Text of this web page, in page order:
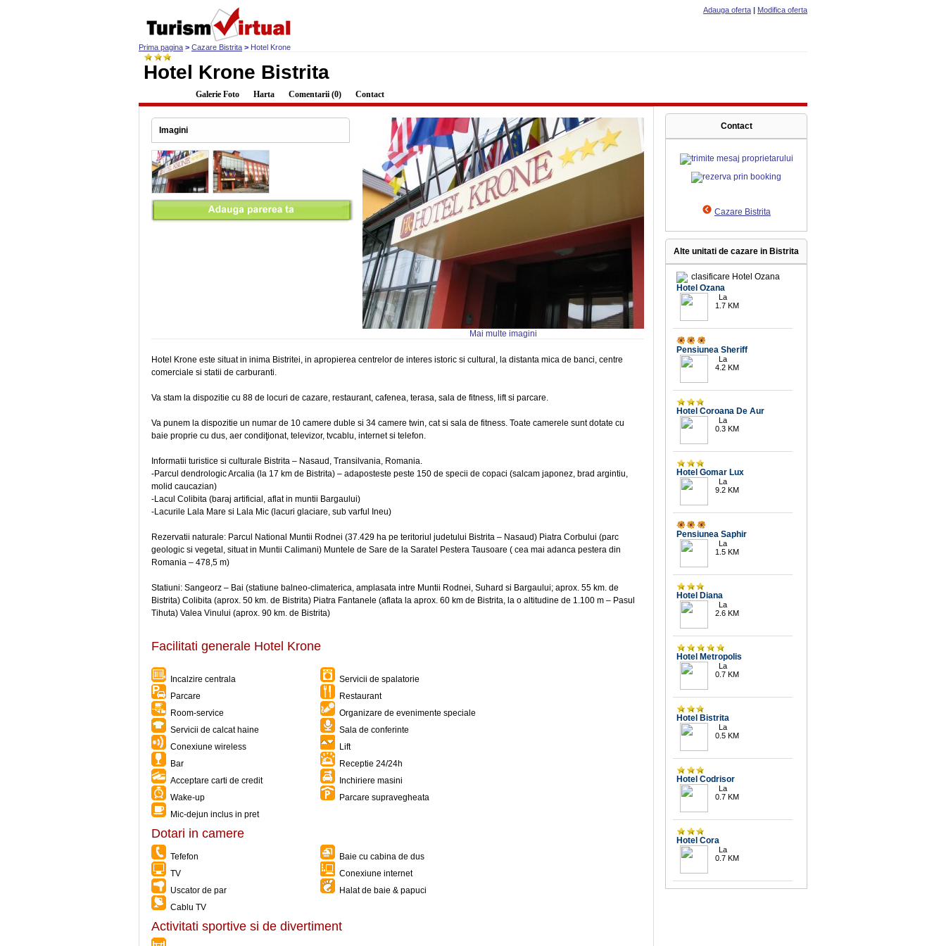
Prima pagina > Cazare Bistrita > Hotel Krone
Adauga oferta | Modifica oferta
Hotel Krone Bistrita
Galerie Foto Harta Comentarii (0) Contact
Imagini
Mai multe imagini
Hotel Krone este situat in inima Bistritei, in apropierea centrelor de interes istoric si cultural, la distanta mica de banci, centre
comerciale si statii de carburanti.
Va stam la dispozitie cu 88 de locuri de cazare, restaurant, cafenea, terasa, sala de fitness, lift si parcare.
Va punem la dispozitie un numar de 10 camere duble si 34 camere twin, cat si sala de fitness. Toate camerele sunt dotate cu
baie proprie cu dus, aer condiţionat, televizor, tvcablu, internet si telefon.
Informatii turistice si culturale Bistrita – Nasaud, Transilvania, Romania.
-Parcul dendrologic Arcalia (la 17 km de Bistrita) – adaposteste peste 150 de specii de copaci (salcam japonez, brad argintiu,
molid caucazian)
-Lacul Colibita (baraj artificial, aflat in muntii Bargaului)
-Lacurile Lala Mare si Lala Mic (lacuri glaciare, sub varful Ineu)
Rezervatii naturale: Parcul National Muntii Rodnei (37.429 ha pe teritoriul judetului Bistrita – Nasaud) Piatra Corbului (parc
geologic si vegetal, situat in Muntii Calimani) Muntele de Sare de la Saratel Pestera Tausoare ( cea mai adanca pestera din
Romania – 478,5 m)
Statiuni: Sangeorz – Bai (statiune balneo-climaterica, amplasata intre Muntii Rodnei, Suhard si Bargaului; aprox. 55 km. de
Bistrita) Colibita (aprox. 50 km. de Bistrita) Piatra Fantanele (aflata la aprox. 60 km de Bistrita, la o altitudine de 1.100 m – Pasul
Tihuta) Valea Vinului (aprox. 90 km. de Bistrita)
Facilitati generale Hotel Krone
Incalzire centrala
Servicii de spalatorie
Parcare
Restaurant
Room-service
Organizare de evenimente speciale
Servicii de calcat haine
Sala de conferinte
Conexiune wireless
Lift
Bar
Receptie 24/24h
Acceptare carti de credit
Inchiriere masini
Wake-up
Parcare supravegheata
Mic-dejun inclus in pret
Dotari in camere
Tefefon
Baie cu cabina de dus
TV
Conexiune internet
Uscator de par
Halat de baie & papuci
Cablu TV
Activitati sportive si de divertiment
Contact
Cazare Bistrita
Alte unitati de cazare in Bistrita
Hotel Ozana
La
1.7 KM
Pensiunea Sheriff
La
4.2 KM
Hotel Coroana De Aur
La
0.3 KM
Hotel Gomar Lux
La
9.2 KM
Pensiunea Saphir
La
1.5 KM
Hotel Diana
La
2.6 KM
Hotel Metropolis
La
0.7 KM
Hotel Bistrita
La
0.5 KM
Hotel Codrisor
La
0.7 KM
Hotel Cora
La
0.7 KM